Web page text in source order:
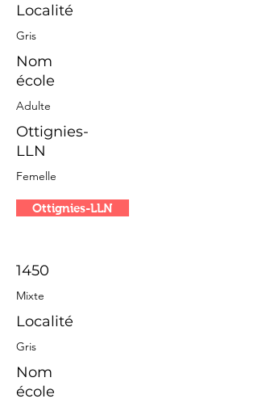
Localité
Gris
Nom
école
Adulte
Ottignies-
LLN
Femelle
Ottignies-LLN
1450
Mixte
Localité
Gris
Nom
école